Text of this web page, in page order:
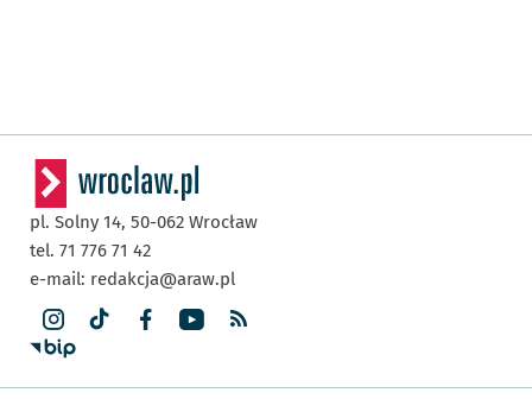
pl. Solny 14, 50-062 Wrocław
tel. 71 776 71 42
e-mail: redakcja@araw.pl